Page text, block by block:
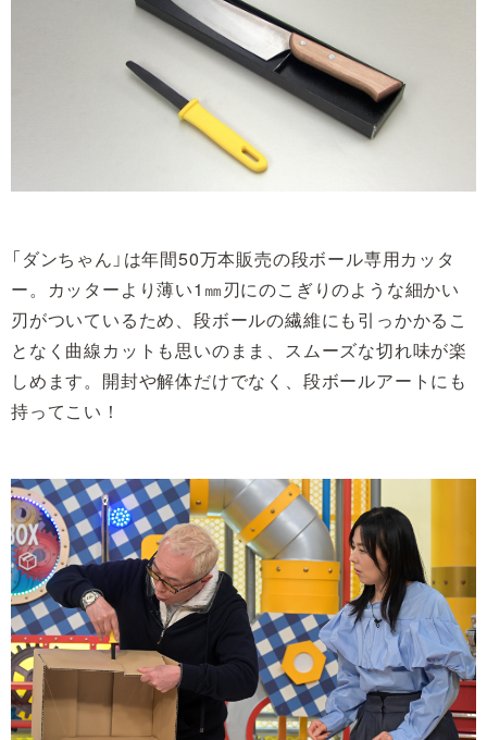
「ダンちゃん」は年間50万本販売の段ボール専用カッタ
ー。カッターより薄い1㎜刃にのこぎりのような細かい
刃がついているため、段ボールの繊維にも引っかかるこ
となく曲線カットも思いのまま、スムーズな切れ味が楽
しめます。開封や解体だけでなく、段ボールアートにも
持ってこい！